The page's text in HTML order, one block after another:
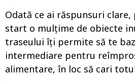
Odată ce ai răspunsuri
start o mulțime de obiecte
traseului îți permite să te
intermediare pentru
alimentare, în loc să cari